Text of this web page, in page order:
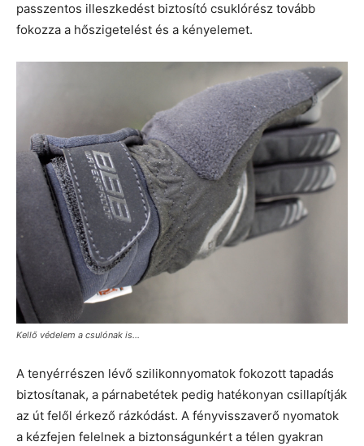
passzentos illeszkedést biztosító csuklórész tovább
fokozza a hőszigetelést és a kényelemet.
Kellő védelem a csulónak is…
A tenyérrészen lévő szilikonnyomatok fokozott tapadás
biztosítanak, a párnabetétek pedig hatékonyan csillapítják
az út felől érkező rázkódást. A fényvisszaverő nyomatok
a kézfejen felelnek a biztonságunkért a télen gyakran